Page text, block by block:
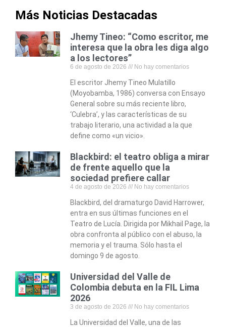
Más Noticias Destacadas
Jhemy Tineo: “Como escritor, me
interesa que la obra les diga algo
a los lectores”
6 de agosto de 2026 No hay comentarios
El escritor Jhemy Tineo Mulatillo
(Moyobamba, 1986) conversa con Ensayo
General sobre su más reciente libro,
‘Culebra’, y las características de su
trabajo literario, una actividad a la que
define como «un vicio».
Blackbird: el teatro obliga a mirar
de frente aquello que la
sociedad prefiere callar
4 de agosto de 2026 No hay comentarios
Blackbird, del dramaturgo David Harrower,
entra en sus últimas funciones en el
Teatro de Lucía. Dirigida por Mikhail Page, la
obra confronta al público con el abuso, la
memoria y el trauma. Sólo hasta el
domingo 9 de agosto.
Universidad del Valle de
Colombia debuta en la FIL Lima
2026
3 de agosto de 2026 No hay comentarios
La Universidad del Valle, una de las